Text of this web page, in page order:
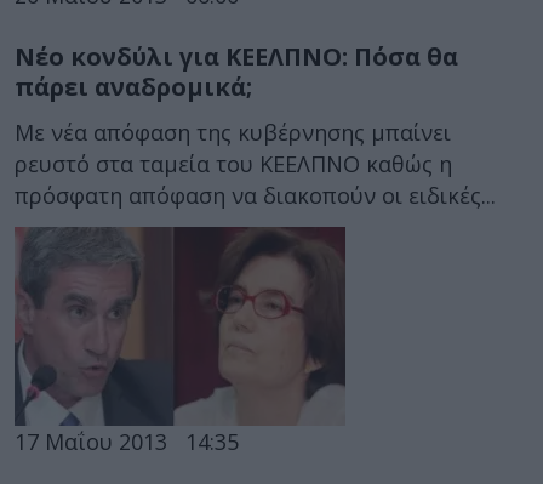
Νέο κονδύλι για ΚΕΕΛΠΝΟ: Πόσα θα
πάρει αναδρομικά;
Με νέα απόφαση της κυβέρνησης μπαίνει
ρευστό στα ταμεία του ΚΕΕΛΠΝΟ καθώς η
πρόσφατη απόφαση να διακοπούν οι ειδικές...
17 Μαΐου 2013 14:35